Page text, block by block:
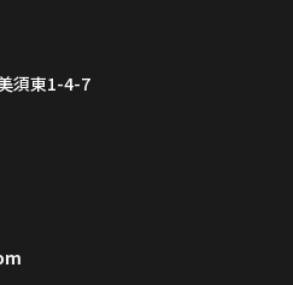
須東1-4-7